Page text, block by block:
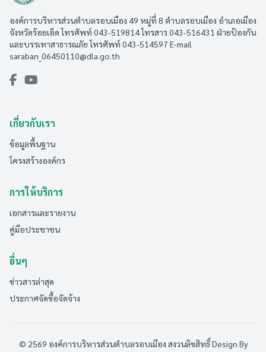
องค์การบริหารส่วนตำบลรอบเมือง 49 หมู่ที่ 8 ตำบลรอบเมือง อำเภอเมือง
จังหวัดร้อยเอ็ด โทรศัพท์ 043-519814 โทรสาร 043-516431​ ฝ่ายป้องกัน
และบรรเทาสาธารณภัย โทรศัพท์ 043-514597 E-mail
saraban_06450110@dla.go.th
เกี่ยวกับเรา
ข้อมูลพื้นฐาน
โครงสร้างองค์กร
การให้บริการ
เอกสารและรายงาน
คู่มือประชาชน
อื่นๆ
ข่าวสารล่าสุด
ประกาศจัดซื้อจัดจ้าง
© 2569 องค์การบริหารส่วนตำบลรอบเมือง สงวนลิขสิทธิ์Design By